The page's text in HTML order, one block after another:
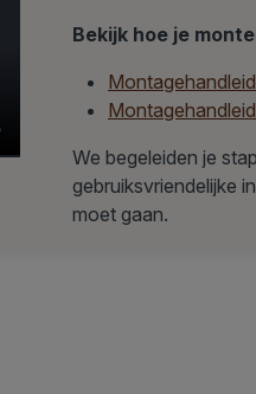
Bekijk hoe je
We begeleiden je
gebruiksvriendelijke
moet gaan.